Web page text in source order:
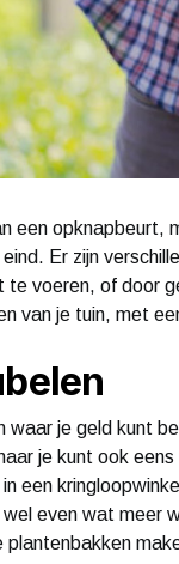
een
eind. Er zijn
te voeren, of door
van je tuin, met
waar je geld kunt
je kunt ook
een
even wat meer
plantenbakken